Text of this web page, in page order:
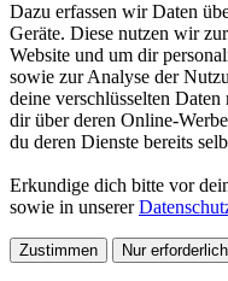
Dazu erfassen wir Daten
Geräte. Diese nutzen wir
Website und um dir
sowie zur Analyse der
deine verschlüsselten
dir über deren Online-
du deren Dienste bereits
Erkundige dich bitte vor
sowie in unserer
Zustimmen Nur